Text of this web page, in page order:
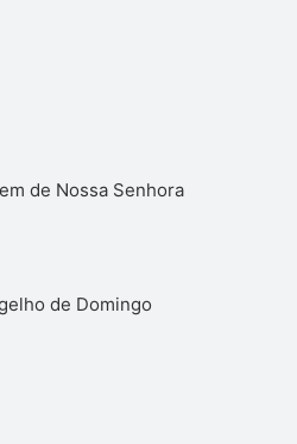
de Nossa Senhora
de Domingo